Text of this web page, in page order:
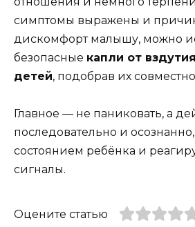
симптомы выражены и
дискомфорт малышу, можно
безопасные капли от
детей, подобрав их
Главное — не паниковать, а
последовательно и
состоянием ребёнка и
сигналы.
Оцените статью